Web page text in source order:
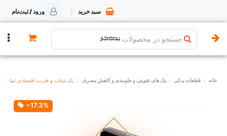
سبد خرید ورود / ثبت‌نام
جستجو در محصولات
خانه قطعات یدکی پک های تقویتی و جلوبندی و کاهش مصرف پک شتاب و قدرت اقتصادی تیبا
‎−17.3%